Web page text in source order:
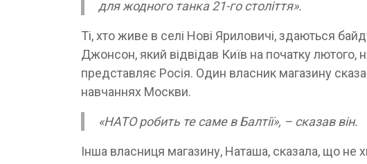
для жодного танка 21-го століття».
Ті, хто живе в селі Нові Яриловичі, здаються
Джонсон, який відвідав Київ на початку лютого,
представляє Росія. Один власник магазину
навчаннях Москви.
«НАТО робить те саме в Балтії», – сказав він.
Інша власниця магазину, Наташа, сказала, що не